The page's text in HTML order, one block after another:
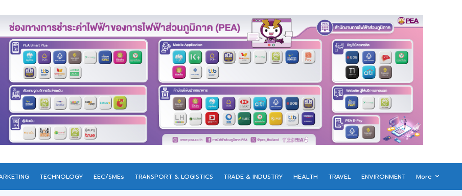
TECHNOLOGY EEC/SMEs TRANSPORT & LOGISTICS TRADE & INDUSTRY HEALTH TRAVEL ENVIRONMENT More